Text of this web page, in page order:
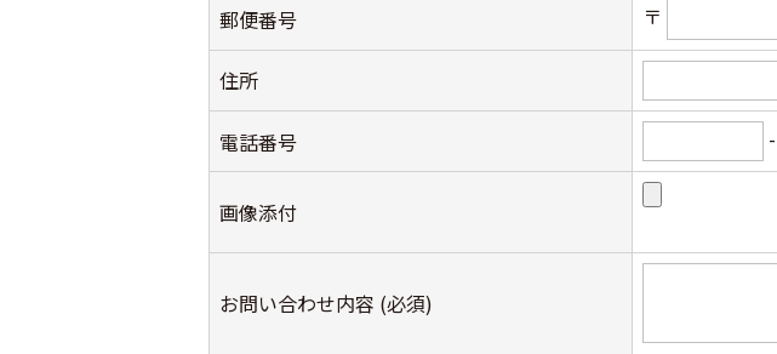
郵便番号 〒
住所
電話番号 -
画像添付
お問い合わせ内容 (必須)